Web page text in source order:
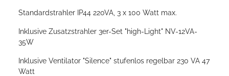
Standardstrahler IP44 220VA, 3 x 100 Watt max.
Inklusive Zusatzstrahler 3er-Set "high-Light" NV-12VA-
35W
Inklusive Ventilator "Silence" stufenlos regelbar 230 VA 47
Watt